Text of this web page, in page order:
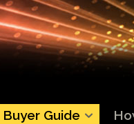
Buyer Guide